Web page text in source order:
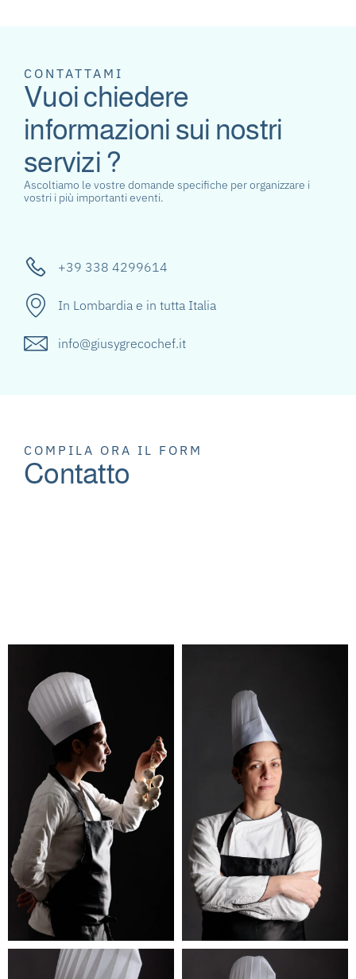
CONTATTAMI
Vuoi chiedere
informazioni sui nostri
servizi ?
Ascoltiamo le vostre domande specifiche per organizzare i
vostri i più importanti eventi.
+39 338 4299614
In Lombardia e in tutta Italia
info@giusygrecochef.it
COMPILA ORA IL FORM
Contatto